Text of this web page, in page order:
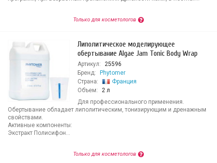
Только для косметологов
Липолитическое моделирующее
обертывание Algae Jam Tonic Body Wrap
Артикул:
25596
Бренд:
Phytomer
Страна:
Франция
Объем:
2 л
Для профессионального применения.
Обертывание обладает липолитическим, тонизирующим и дренажным
свойствами.
Активные компоненты:
Экстракт Полисифон...
Только для косметологов